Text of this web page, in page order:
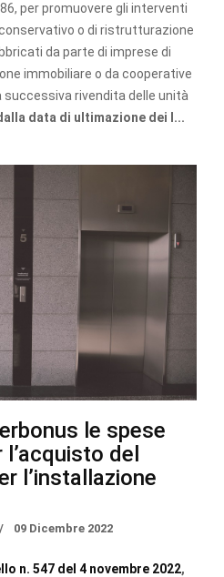
per promuovere gli interventi
o di ristrutturazione
da parte di imprese di
immobiliare o da cooperative
successiva rivendita delle unità
data di ultimazione dei l...
le spese
del
l’installazione
09 Dicembre 2022
n. 547 del 4 novembre 2022,